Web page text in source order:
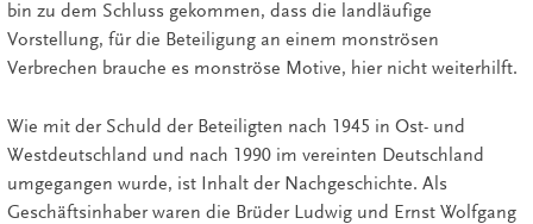
bin zu dem Schluss gekommen, dass die landläufige
Vorstellung, für die Beteiligung an einem monströsen
Verbrechen brauche es monströse Motive, hier nicht weiterhilft.
Wie mit der Schuld der Beteiligten nach 1945 in Ost- und
Westdeutschland und nach 1990 im vereinten Deutschland
umgegangen wurde, ist Inhalt der Nachgeschichte. Als
Geschäftsinhaber waren die Brüder Ludwig und Ernst Wolfgang